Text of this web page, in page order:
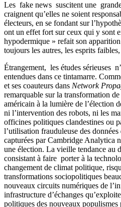
Les fake news suscitent une
craignent qu’elles ne soient
électeurs, en se fondant sur
ont un effet fort sur ceux qui y sont
hypodermique » refait son
toujours les autres, les esprits
Étrangement, les études sérieuses
entendues dans ce tintamarre.
et ses coauteurs dans Network
remarquable sur la transformation
américain à la lumière de l’élection
ni l’intervention des robots, ni les
officines politiques clandestines ou
l’utilisation frauduleuse des
capturées par Cambridge Analytica
une élection. La vieille tendance au
consistant à faire porter à la
changement de climat politique,
transformations sociopolitiques
nouveaux circuits numériques de
infrastructure d’échanges
politiques des nouveaux populismes